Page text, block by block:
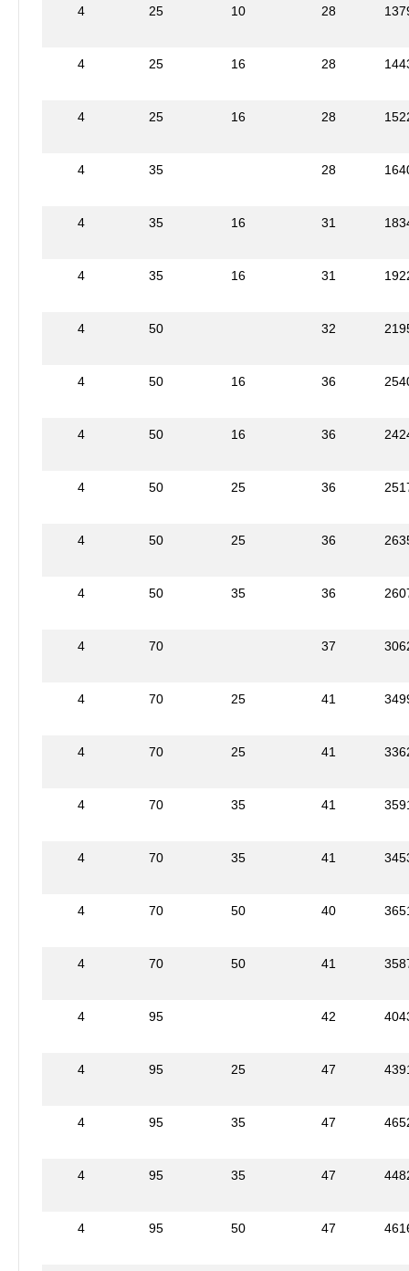
4 25 10 28
4 25 16 28
4 25 16 28
4 35 28
4 35 16 31
4 35 16 31
4 50 32
4 50 16 36
4 50 16 36
4 50 25 36
4 50 25 36
4 50 35 36
4 70 37
4 70 25 41
4 70 25 41
4 70 35 41
4 70 35 41
4 70 50 40
4 70 50 41
4 95 42
4 95 25 47
4 95 35 47
4 95 35 47
4 95 50 47